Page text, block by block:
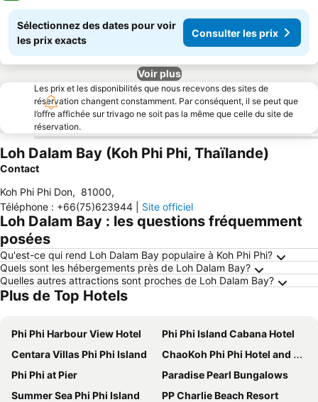
Sélectionnez des dates pour voir
les prix exacts
Consulter les prix
Voir plus
Les prix et les disponibilités que nous recevons des sites de
réservation changent constamment. Par conséquent, il se peut que
l’offre affichée sur trivago ne soit pas la même que celle du site de
réservation.
Loh Dalam Bay (Koh Phi Phi, Thaïlande)
Contact
Koh Phi Phi Don, 81000,
Téléphone : +66(75)623944 Site officiel
Loh Dalam Bay : les questions fréquemment
posées
Qu'est-ce qui rend Loh Dalam Bay populaire à Koh Phi Phi?
Quels sont les hébergements près de Loh Dalam Bay?
Quelles autres attractions sont proches de Loh Dalam Bay?
Plus de Top Hotels
Phi Phi Harbour View Hotel
Phi Phi Island Cabana Hotel
Centara Villas Phi Phi Island
ChaoKoh Phi Phi Hotel and Resort- SHA Extra Plus
Phi Phi at Pier
Paradise Pearl Bungalows
Summer Sea Phi Phi Island
PP Charlie Beach Resort